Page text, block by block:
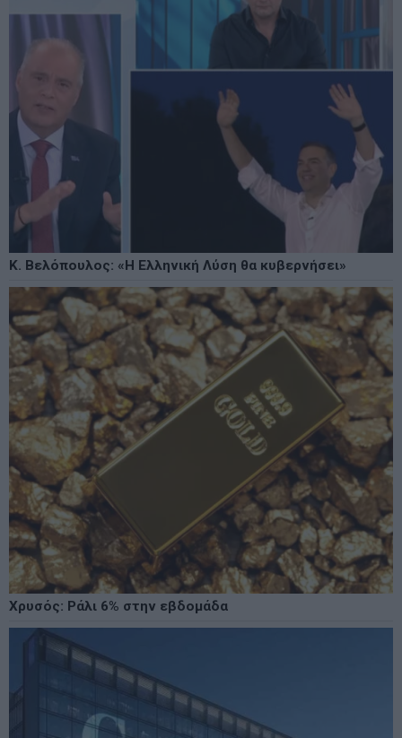
Κ. Βελόπουλος: «Η Ελληνική Λύση θα κυβερνήσει»
Χρυσός: Ράλι 6% στην εβδομάδα